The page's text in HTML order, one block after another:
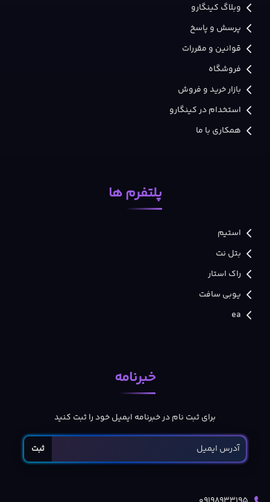
وبلاگ کینگارو
پرسش و پاسخ
قوانین و مقررات
فروشگاه
بازار خرید و فروش
استخدام در کینگارو
همکاری با ما
پلتفرم ها
استیم
بتل نت
راک استار
یوبی سافت
ea
خبرنامه
برای ثبت نام در خبرنامه ایمیل خود را ثبت کنید
ثبت